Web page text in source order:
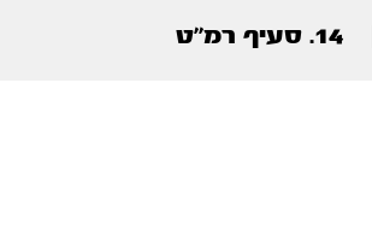
14. סעיף רמ’’ט